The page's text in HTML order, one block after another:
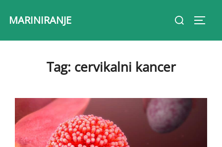
MARINIRANJE
Search
Tag: cervikalni kancer